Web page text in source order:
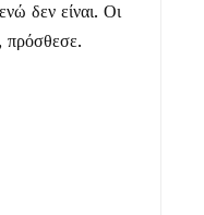
δεν είναι. Οι
πρόσθεσε.